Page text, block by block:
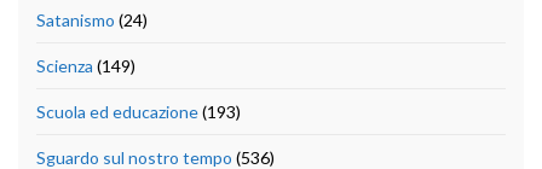
Satanismo (24)
Scienza (149)
Scuola ed educazione(193)
Sguardo sul nostro tempo (536)